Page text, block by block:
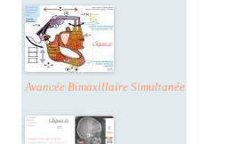
Avancée Bimaxillaire Simultanée